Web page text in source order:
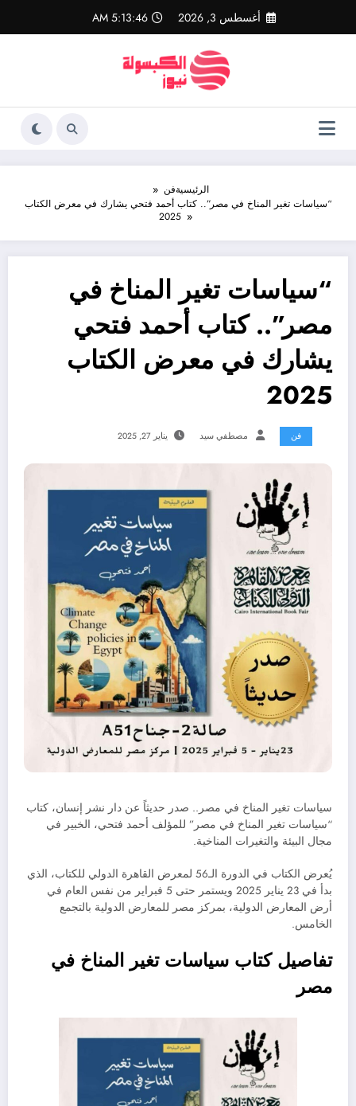
المحتوى
أغسطس 3, 2026 5:13:47 AM
الرئيسيةفن
“سياسات تغير المناخ في مصر”.. كتاب أحمد فتحي يشارك في معرض الكتاب
2025
“سياسات تغير المناخ في
مصر”.. كتاب أحمد فتحي
يشارك في معرض الكتاب
2025
فن مصطفي سيد يناير 27, 2025
سياسات تغير المناخ في مصر.. صدر حديثاً عن دار نشر إنسان، كتاب
“سياسات تغير المناخ في مصر” للمؤلف أحمد فتحي، الخبير في
مجال البيئة والتغيرات المناخية.
يُعرض الكتاب في الدورة الـ56 لمعرض القاهرة الدولي للكتاب، الذي
بدأ في 23 يناير 2025 ويستمر حتى 5 فبراير من نفس العام في
أرض المعارض الدولية، بمركز مصر للمعارض الدولية بالتجمع
الخامس.
تفاصيل كتاب سياسات تغير المناخ في
مصر